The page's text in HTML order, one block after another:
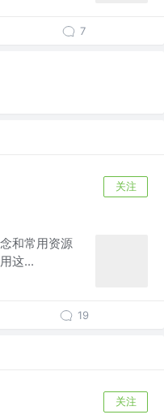
7
关注
和常用资源
这...
19
关注